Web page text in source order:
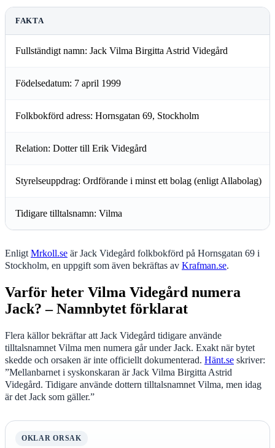
FAKTA
Fullständigt namn: Jack Vilma Birgitta Astrid Videgård
Födelsedatum: 7 april 1999
Folkbokförd adress: Hornsgatan 69, Stockholm
Relation: Dotter till Erik Videgård
Styrelseuppdrag: Ordförande i minst ett bolag (enligt Allabolag)
Tidigare tilltalsnamn: Vilma
EnligtMrkoll.se är Jack Videgård folkbokförd på Hornsgatan 69 i
Stockholm, en uppgift som även bekräftas av Krafman.se.
Varför heter Vilma Videgård numera
Jack? – Namnbytet förklarat
Flera källor bekräftar att Jack Videgård tidigare använde
tilltalsnamnet Vilma men numera går under Jack. Exakt när bytet
skedde och orsaken är inte officiellt dokumenterad. Hänt.se skriver:
”Mellanbarnet i syskonskaran är Jack Vilma Birgitta Astrid
Videgård. Tidigare använde dottern tilltalsnamnet Vilma, men idag
är det Jack som gäller.”
OKLAR ORSAK